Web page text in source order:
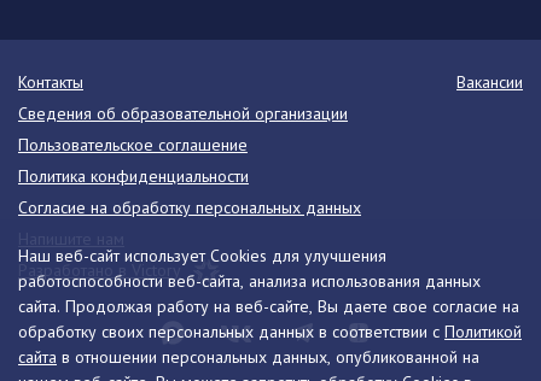
Наш веб-сайт использует Cookies для улучшения
работоспособности веб-сайта, анализа использования данных
сайта. Продолжая работу на веб-сайте, Вы даете свое согласие на
обработку своих персональных данных в соответствии с Политикой
сайта в отношении персональных данных, опубликованной на
Контакты
Вакансии
Сведения об образовательной организации
Пользовательское соглашение
Политика конфиденциальности
Согласие на обработку персональных данных
Разработано в Victory